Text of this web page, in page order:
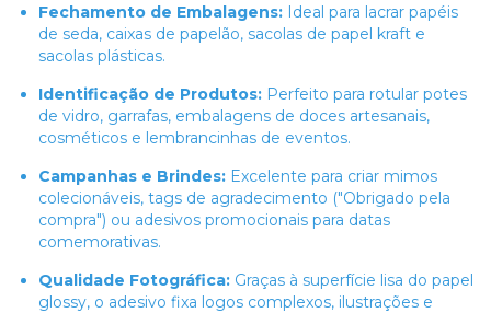
Fechamento de Embalagens: Ideal para lacrar papéis
de seda, caixas de papelão, sacolas de papel kraft e
sacolas plásticas.
Identificação de Produtos: Perfeito para rotular potes
de vidro, garrafas, embalagens de doces artesanais,
cosméticos e lembrancinhas de eventos.
Campanhas e Brindes: Excelente para criar mimos
colecionáveis, tags de agradecimento ("Obrigado pela
compra") ou adesivos promocionais para datas
comemorativas.
Qualidade Fotográfica: Graças à superfície lisa do papel
glossy, o adesivo fixa logos complexos, ilustrações e